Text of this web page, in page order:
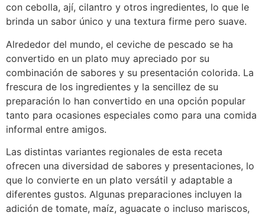
con cebolla, ají, cilantro y otros ingredientes, lo que le
brinda un sabor único y una textura firme pero suave.
Alrededor del mundo, el ceviche de pescado se ha
convertido en un plato muy apreciado por su
combinación de sabores y su presentación colorida. La
frescura de los ingredientes y la sencillez de su
preparación lo han convertido en una opción popular
tanto para ocasiones especiales como para una comida
informal entre amigos.
Las distintas variantes regionales de esta receta
ofrecen una diversidad de sabores y presentaciones, lo
que lo convierte en un plato versátil y adaptable a
diferentes gustos. Algunas preparaciones incluyen la
adición de tomate, maíz, aguacate o incluso mariscos,